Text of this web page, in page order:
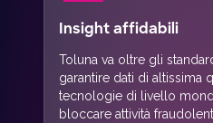
Insight affidabili
Toluna va oltre gli
garantire dati di altissima
tecnologie di livello
bloccare attività